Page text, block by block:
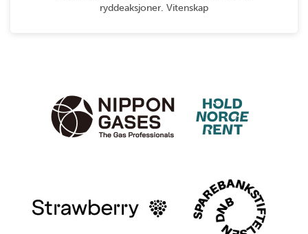
ryddeaksjoner. Vitenskap